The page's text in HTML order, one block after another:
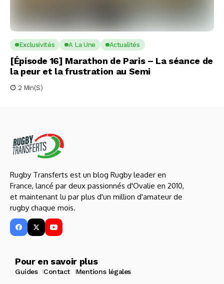
Exclusivités A La Une Actualités
[Épisode 16] Marathon de Paris – La séance de
la peur et la frustration au Semi
2 Min(s)
Rugby Transferts est un blog Rugby leader en
France, lancé par deux passionnés d'Ovalie en 2010,
et maintenant lu par plus d'un million d'amateur de
rugby chaque mois.
Pour en savoir plus
Guides Contact Mentions légales